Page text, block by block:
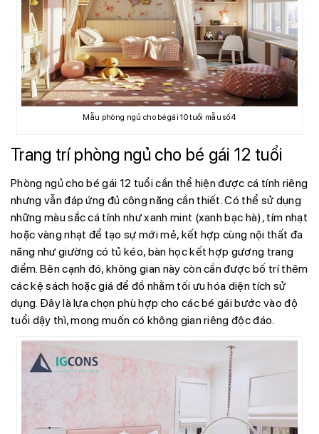
Mẫu phòng ngủ cho bé gái 10 tuổi mẫu số 4
Trang trí phòng ngủ cho bé gái 12 tuổi
Phòng ngủ cho bé gái 12 tuổi cần thể hiện được cá tính riêng
nhưng vẫn đáp ứng đủ công năng cần thiết. Có thể sử dụng
những màu sắc cá tính như xanh mint (xanh bạc hà), tím nhạt
hoặc vàng nhạt để tạo sự mới mẻ, kết hợp cùng nội thất đa
năng như giường có tủ kéo, bàn học kết hợp gương trang
điểm. Bên cạnh đó, không gian này còn cần được bố trí thêm
các kệ sách hoặc giá để đồ nhằm tối ưu hóa diện tích sử
dụng. Đây là lựa chọn phù hợp cho các bé gái bước vào độ
tuổi dậy thì, mong muốn có không gian riêng độc đáo.